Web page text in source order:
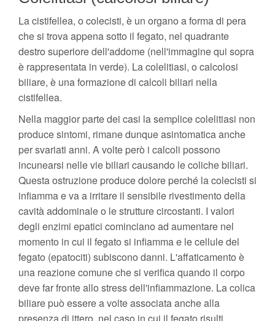
La cistifellea, o colecisti, è un organo a forma di pera
che si trova appena sotto il fegato, nel quadrante
destro superiore dell'addome (nell'immagine qui sopra
è rappresentata in verde). La colelitiasi, o calcolosi
biliare, è una formazione di calcoli biliari nella
cistifellea.
Nella maggior parte dei casi la semplice colelitiasi non
produce sintomi, rimane dunque asintomatica anche
per svariati anni. A volte però i calcoli possono
incunearsi nelle vie biliari causando le coliche biliari.
Questa ostruzione produce dolore perché la colecisti si
infiamma e va a irritare il sensibile rivestimento della
cavità addominale o le strutture circostanti. I valori
degli enzimi epatici cominciano ad aumentare nel
momento in cui il fegato si infiamma e le cellule del
fegato (epatociti) subiscono danni. L'affaticamento è
una reazione comune che si verifica quando il corpo
deve far fronte allo stress dell'infiammazione. La colica
biliare può essere a volte associata anche alla
presenza di ittero, nel caso in cui il fegato risulti